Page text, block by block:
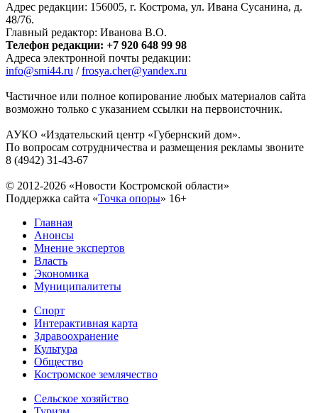
Адрес редакции: 156005, г. Кострома, ул. Ивана Сусанина, д.
48/76.
Главный редактор: Иванова В.О.
Телефон редакции: +7 920 648 99 98
Адреса электронной почты редакции:
info@smi44.ru /frosya.cher@yandex.ru
Частичное или полное копирование любых материалов сайта
возможно только с указанием ссылки на первоисточник.
АУКО «Издательский центр «Губернский дом».
По вопросам сотрудничества и размещения рекламы звоните
8 (4942) 31-43-67
© 2012-2026 «Новости Костромской области»
Поддержка сайта «Точка опоры» 16+
Главная
Анонсы
Мнение экспертов
Власть
Экономика
Муниципалитеты
Спорт
Интерактивная карта
Здравоохранение
Культура
Общество
Костромское землячество
Сельское хозяйство